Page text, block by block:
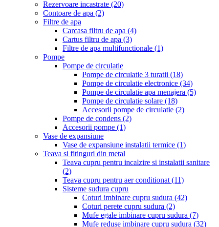
Rezervoare incastrate (20)
Contoare de apa (2)
Filtre de apa
Carcasa filtru de apa (4)
Cartus filtru de apa (3)
Filtre de apa multifunctionale (1)
Pompe
Pompe de circulatie
Pompe de circulatie 3 turatii (18)
Pompe de circulatie electronice (34)
Pompe de circulatie apa menajera (5)
Pompe de circulatie solare (18)
Accesorii pompe de circulatie (2)
Pompe de condens (2)
Accesorii pompe (1)
Vase de expansiune
Vase de expansiune instalatii termice (1)
Teava si fitinguri din metal
Teava cupru pentru incalzire si instalatii sanitare
(2)
Teava cupru pentru aer conditionat (11)
Sisteme sudura cupru
Coturi imbinare cupru sudura (42)
Coturi perete cupru sudura (2)
Mufe egale imbinare cupru sudura (7)
Mufe reduse imbinare cupru sudura (32)